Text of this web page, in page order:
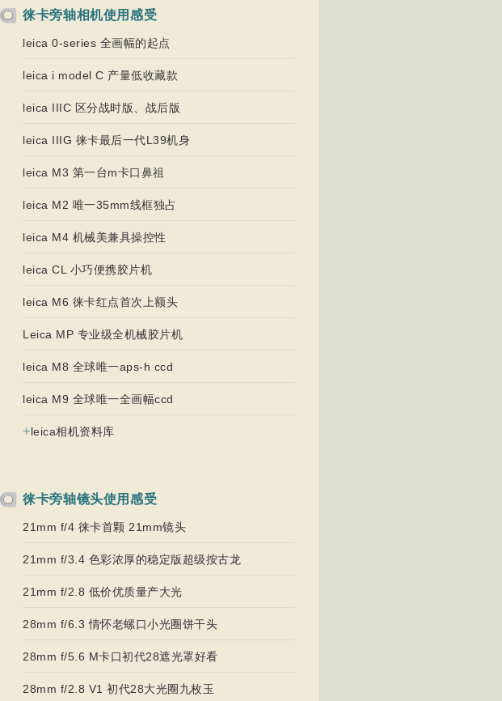
徕卡旁轴相机使用感受
leica 0-series 全画幅的起点
leica i model C 产量低收藏款
leica IIIC 区分战时版、战后版
leica IIIG 徕卡最后一代L39机身
leica M3 第一台m卡口鼻祖
leica M2 唯一35mm线框独占
leica M4 机械美兼具操控性
leica CL 小巧便携胶片机
leica M6 徕卡红点首次上额头
Leica MP 专业级全机械胶片机
leica M8 全球唯一aps-h ccd
leica M9 全球唯一全画幅ccd
+leica相机资料库
徕卡旁轴镜头使用感受
21mm f/4 徕卡首颗 21mm镜头
21mm f/3.4 色彩浓厚的稳定版超级按古龙
21mm f/2.8 低价优质量产大光
28mm f/6.3 情怀老螺口小光圈饼干头
28mm f/5.6 M卡口初代28遮光罩好看
28mm f/2.8 V1 初代28大光圈九枚玉